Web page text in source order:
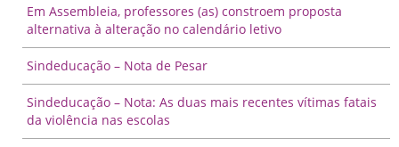
Em Assembleia, professores (as) constroem proposta
alternativa à alteração no calendário letivo
Sindeducação – Nota de Pesar
Sindeducação – Nota: As duas mais recentes vítimas fatais
da violência nas escolas